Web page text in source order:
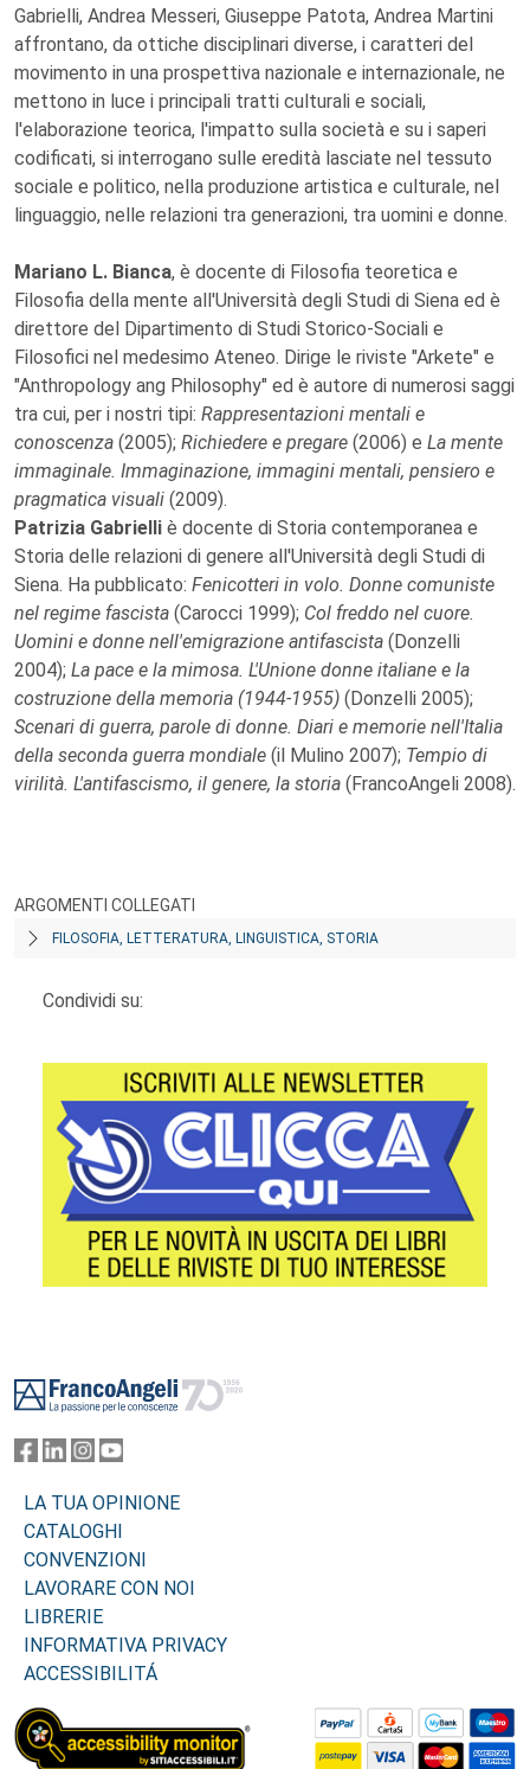
Gabrielli, Andrea Messeri, Giuseppe Patota, Andrea Martini
affrontano, da ottiche disciplinari diverse, i caratteri del
movimento in una prospettiva nazionale e internazionale, ne
mettono in luce i principali tratti culturali e sociali,
l'elaborazione teorica, l'impatto sulla società e su i saperi
codificati, si interrogano sulle eredità lasciate nel tessuto
sociale e politico, nella produzione artistica e culturale, nel
linguaggio, nelle relazioni tra generazioni, tra uomini e donne.
Mariano L. Bianca, è docente di Filosofia teoretica e
Filosofia della mente all'Università degli Studi di Siena ed è
direttore del Dipartimento di Studi Storico-Sociali e
Filosofici nel medesimo Ateneo. Dirige le riviste "Arkete" e
"Anthropology ang Philosophy" ed è autore di numerosi saggi
tra cui, per i nostri tipi: Rappresentazioni mentali e
conoscenza (2005); Richiedere e pregare (2006) e La mente
immaginale. Immaginazione, immagini mentali, pensiero e
pragmatica visuali (2009).
Patrizia Gabrielli è docente di Storia contemporanea e
Storia delle relazioni di genere all'Università degli Studi di
Siena. Ha pubblicato: Fenicotteri in volo. Donne comuniste
nel regime fascista (Carocci 1999); Col freddo nel cuore.
Uomini e donne nell'emigrazione antifascista (Donzelli
2004); La pace e la mimosa. L'Unione donne italiane e la
costruzione della memoria (1944-1955) (Donzelli 2005);
Scenari di guerra, parole di donne. Diari e memorie nell'Italia
della seconda guerra mondiale (il Mulino 2007); Tempio di
virilità. L'antifascismo, il genere, la storia (FrancoAngeli 2008).
ARGOMENTI COLLEGATI
FILOSOFIA, LETTERATURA, LINGUISTICA, STORIA
Condividi su:
LA TUA OPINIONE
CATALOGHI
CONVENZIONI
LAVORARE CON NOI
LIBRERIE
INFORMATIVA PRIVACY
ACCESSIBILITÁ